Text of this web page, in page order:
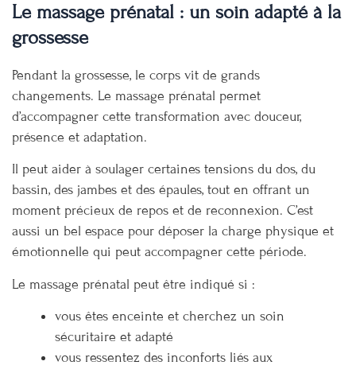
Le massage prénatal : un soin adapté à la
grossesse
Pendant la grossesse, le corps vit de grands
changements. Le massage prénatal permet
d’accompagner cette transformation avec douceur,
présence et adaptation.
Il peut aider à soulager certaines tensions du dos, du
bassin, des jambes et des épaules, tout en offrant un
moment précieux de repos et de reconnexion. C’est
aussi un bel espace pour déposer la charge physique et
émotionnelle qui peut accompagner cette période.
Le massage prénatal peut être indiqué si :
vous êtes enceinte et cherchez un soin
sécuritaire et adapté
vous ressentez des inconforts liés aux